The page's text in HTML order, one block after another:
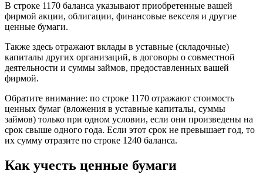
В строке 1170 баланса указывают приобретенные вашей
фирмой акции, облигации, финансовые векселя и другие
ценные бумаги.
Также здесь отражают вклады в уставные (складочные)
капиталы других организаций, в договоры о совместной
деятельности и суммы займов, предоставленных вашей
фирмой.
Обратите внимание: по строке 1170 отражают стоимость
ценных бумаг (вложения в уставные капиталы, суммы
займов) только при одном условии, если они произведены на
срок свыше одного года. Если этот срок не превышает год, то
их сумму отразите по строке 1240 баланса.
Как учесть ценные бумаги